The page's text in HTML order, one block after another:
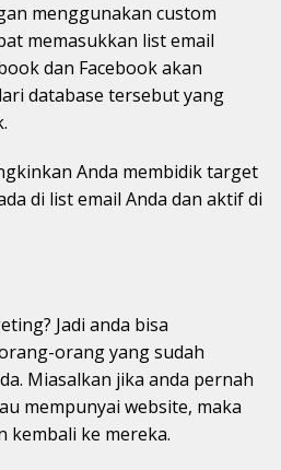
menggunakan custom
memasukkan list email
dan Facebook akan
database tersebut yang
Anda membidik target
di list email Anda dan aktif di
Jadi anda bisa
orang yang sudah
Miasalkan jika anda pernah
mempunyai website, maka
kembali ke mereka.